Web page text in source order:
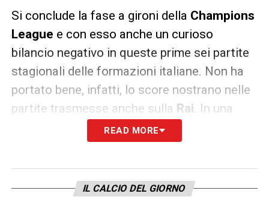
Si conclude la fase a gironi della Champions
League e con esso anche un curioso
bilancio negativo in queste prime sei partite
stagionali delle formazioni italiane. Non ha
portato bene, infatti, lo score nostrano nelle
partite trasmesse anche sulla Rai . In una
sola occasione sono arrivati i tre punti per le
italiane, nelle altre cinque partite sono
Juventus, due volte all’Inter
READ MORE
IL CALCIO DEL GIORNO